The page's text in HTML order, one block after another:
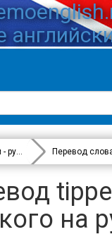
Английский - русский Перевод
на